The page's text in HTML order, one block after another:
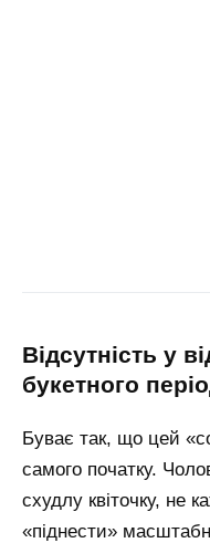
відсутність у відносинах цукерково-
букетного
Буває так, що цей
самого початку.
схудлу квіточку, не
«піднести»